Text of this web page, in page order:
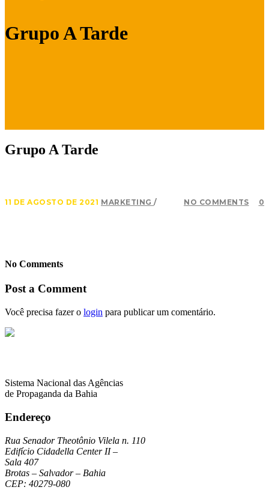
Grupo A Tarde
Grupo A Tarde
11 DE AGOSTO DE 2021 MARKETING NO COMMENTS 0
No Comments
Post a Comment
Você precisa fazer o login para publicar um comentário.
Sistema Nacional das Agências
de Propaganda da Bahia
Endereço
Rua Senador Theotônio Vilela n. 110
Edifício Cidadella Center II –
Sala 407
Brotas – Salvador – Bahia
CEP: 40279-080